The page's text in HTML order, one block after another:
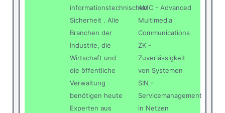
informationstechnischen
Sicherheit . Alle
Branchen der
Industrie, die
Wirtschaft und
die öffentliche
Verwaltung
benötigen heute
Experten aus
AMC - Advanced
Multimedia
Communications
ZK -
Zuverlässigkeit
von Systemen
SIN -
Servicemanagement
in Netzen